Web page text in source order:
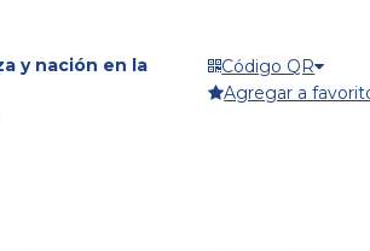
y nación en la
Código QR
Agregar a